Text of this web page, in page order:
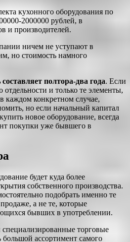
кухонного оборудования по
2000000 рублей, в
и производителей.
ничем не уступают в
но стоимость намного
полтора-два года. Если
отдельности и только те элементы,
каждом конкретном случае,
но если начальный капитал
новое оборудование, всегда
покупки уже бывшего в
будет куда более
собственного производства.
подобрать именно те
а не те, которые
бывших в употреблении.
торговые
ассортимент самого